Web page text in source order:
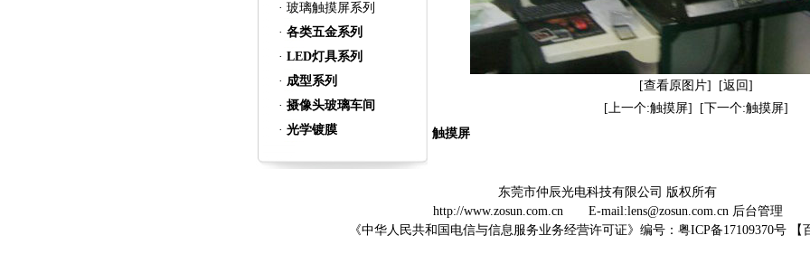
· 玻璃触摸屏系列
· 各类五金系列
· LED灯具系列
· 成型系列
· 摄像头玻璃车间
· 光学镀膜
[查看原图片]
[返回]
[上一个:触摸屏]
[下一个:触摸屏]
触摸屏
东莞市仲辰光电科技有限公司 版权所有
http://www.zosun.com.cnE-mail:lens@zosun.com.cn 后台管理
《中华人民共和国电信与信息服务业务经营许可证》编号： 粤ICP备17109370号 【